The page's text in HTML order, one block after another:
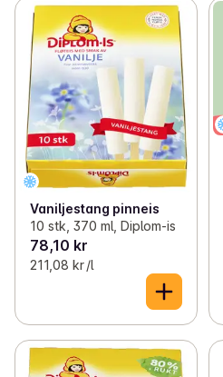
Vaniljestang pinneis
10 stk, 370 ml, Diplom-is
78,10 kr
211,08 kr /l